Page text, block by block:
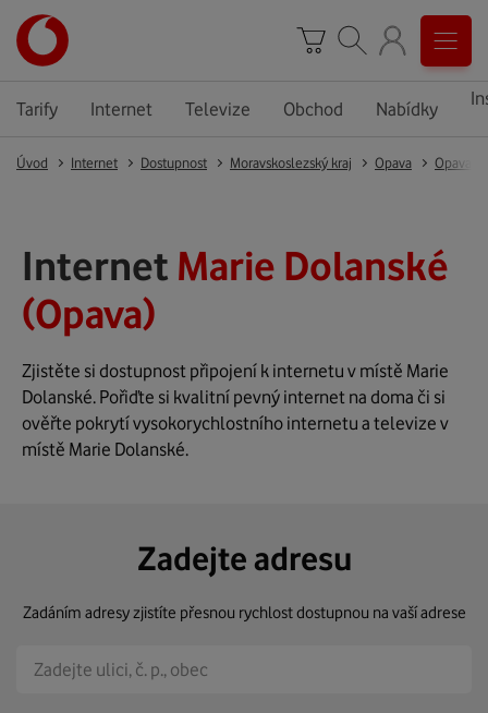
Tarify Internet Televize Obchod Nabídky
Úvod Internet Dostupnost Moravskoslezský kraj Opava Opava
Internet Marie Dolanské
(Opava)
Zjistěte si dostupnost připojení k internetu v místě Marie
Dolanské. Pořiďte si kvalitní pevný internet na doma či si
ověřte pokrytí vysokorychlostního internetu a televize v
místě Marie Dolanské.
Zadejte adresu
Zadáním adresy zjistíte přesnou rychlost dostupnou na vaší adrese